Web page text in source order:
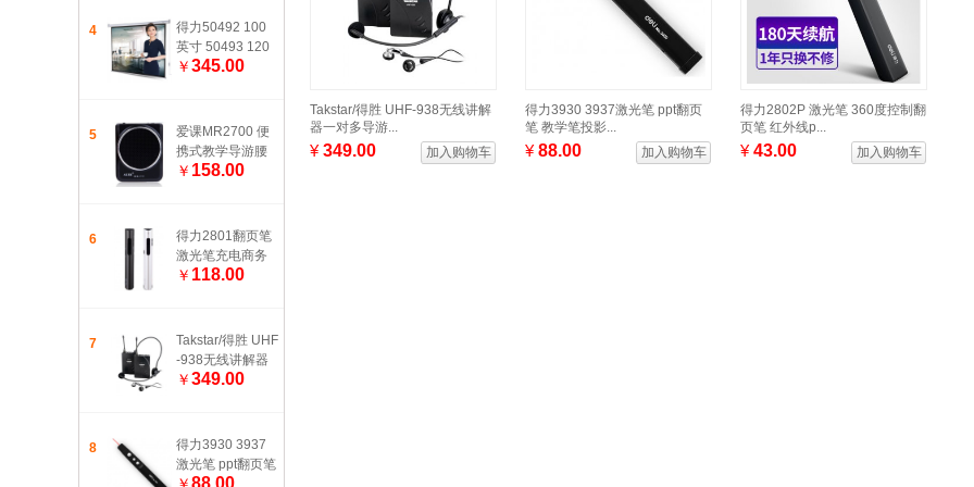
幕布 白色
4
得力50492 100
英寸 50493 120
英寸 电动调节4:3
￥345.00
5
爱课MR2700 便
携式教学导游腰
挂 小蜜蜂喊话器
￥ 158.00
6
得力2801翻页笔
激光笔充电商务
翻页笔3R类激光
￥ 118.00
7
Takstar/得胜 UHF
-938无线讲解器
一对多导游会议
￥349.00
8
得力3930 3937
激光笔 ppt翻页笔
教学笔投影笔讲
88.00
Takstar/得胜 UHF-938无线讲解
器一对多导游...
¥349.00 加入购物车
得力3930 3937激光笔 ppt翻页
笔 教学笔投影...
¥88.00 加入购物车
得力2802P 激光笔 360度控制翻
页笔 红外线p...
¥43.00 加入购物车